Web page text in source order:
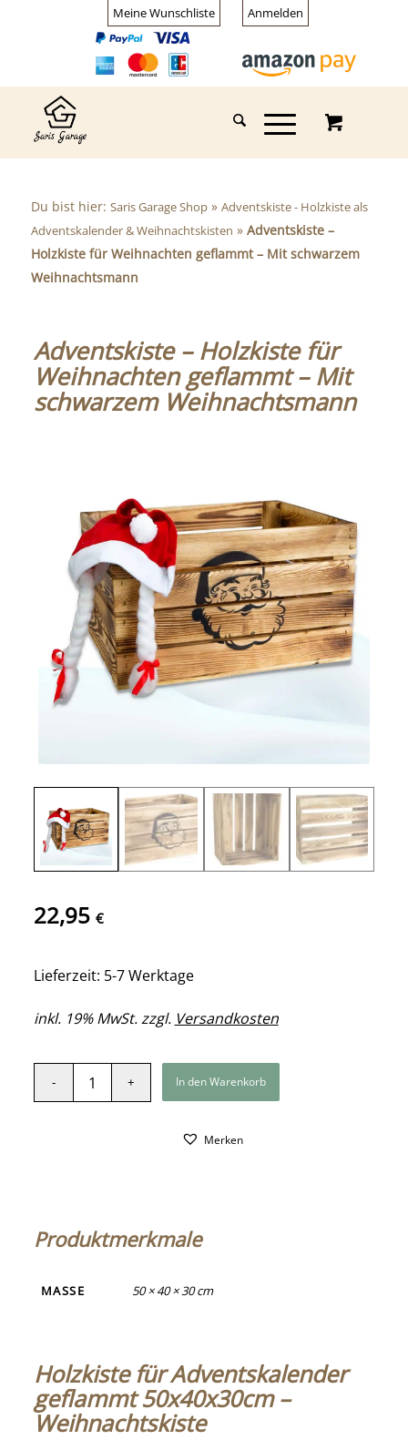
Meine Wunschliste Anmelden
Du bist hier: Saris Garage Shop» Adventskiste - Holzkiste als
Adventskalender & Weihnachtskisten » Adventskiste –
Holzkiste für Weihnachten geflammt – Mit schwarzem
Weihnachtsmann
Adventskiste – Holzkiste für
Weihnachten geflammt – Mit
schwarzem Weihnachtsmann
22,95 €
Lieferzeit: 5-7 Werktage
inkl. 19% MwSt. zzgl. Versandkosten
In den Warenkorb
Merken
Produktmerkmale
MASSE 50 × 40 × 30 cm
Holzkiste für Adventskalender
geflammt 50x40x30cm –
Weihnachtskiste